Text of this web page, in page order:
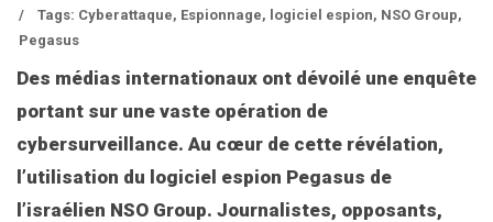
/
Tags: Cyberattaque, Espionnage, logiciel espion, NSO Group,
Pegasus
Des médias internationaux ont dévoilé une enquête
portant sur une vaste opération de
cybersurveillance. Au cœur de cette révélation,
l’utilisation du logiciel espion Pegasus de
l’israélien NSO Group. Journalistes, opposants,